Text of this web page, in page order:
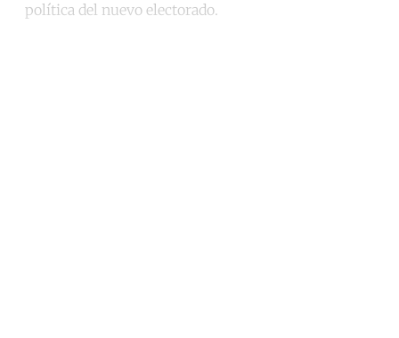
política del nuevo electorado.